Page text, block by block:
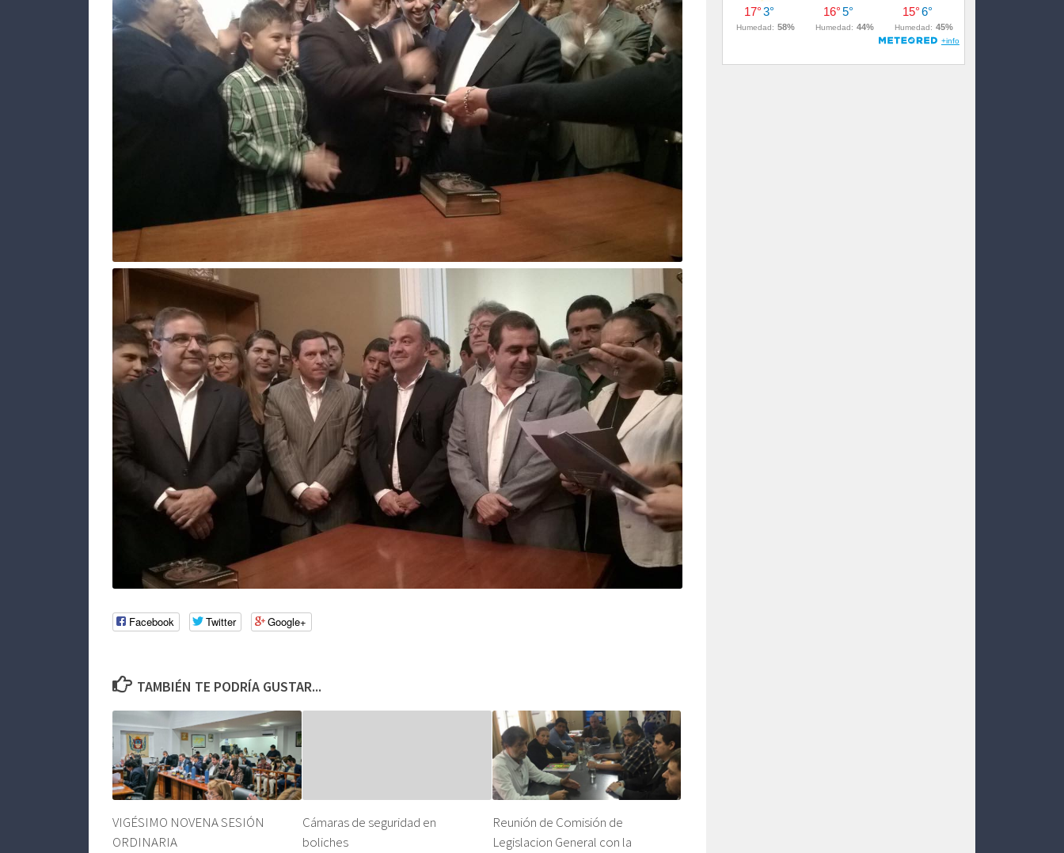
Facebook Twitter Google+
TAMBIÉN TE PODRÍA GUSTAR...
VIGÉSIMO NOVENA SESIÓN
ORDINARIA
Cámaras de seguridad en
boliches
Reunión de Comisión de
Legislacion General con la